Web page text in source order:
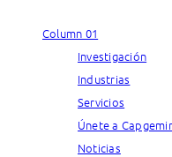
Column 01
Investigación
Industrias
Servicios
Únete a
Noticias